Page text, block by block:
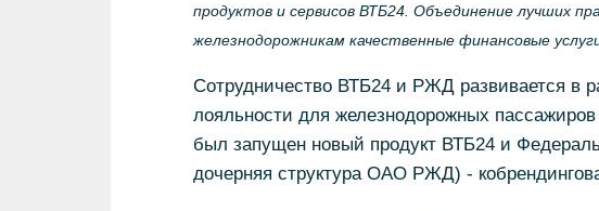
продуктов и сервисов ВТБ24. Объединение лучших
железнодорожникам качественные финансовые
Сотрудничество ВТБ24 и РЖД развивается в
лояльности для железнодорожных
был запущен новый продукт ВТБ24 и
дочерняя структура ОАО РЖД) -